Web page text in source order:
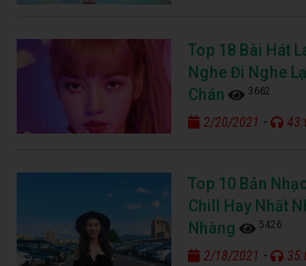
Top 18 Bài Hát
Nghe Đi Nghe
Chán
3662
2/20/2021 -
Top 10 Bản
Chill Hay Nhất
Nhàng
5426
2/18/2021 -